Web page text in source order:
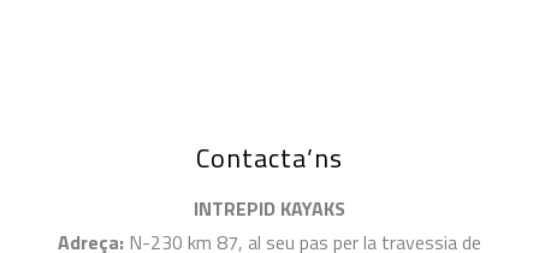
Contacta’ns
INTREPID KAYAKS
Adreça: N-230 km 87, al seu pas per la travessia de